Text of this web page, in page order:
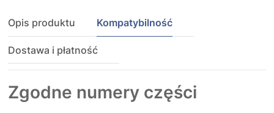
Opis produktu Kompatybilność
Dostawa i płatność
Zgodne numery części